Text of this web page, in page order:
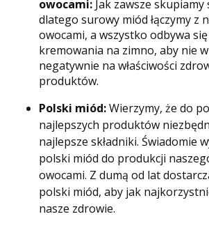
owocami: Jak zawsze
dlatego surowy miód łączymy z
owocami, a wszystko odbywa
kremowania na zimno, aby nie
negatywnie na właściwości
produktów.
Polski miód:Wierzymy, że do
najlepszych produktów
najlepsze składniki. Świadomie
polski miód do produkcji
owocami. Z dumą od lat
polski miód, aby jak
nasze zdrowie.